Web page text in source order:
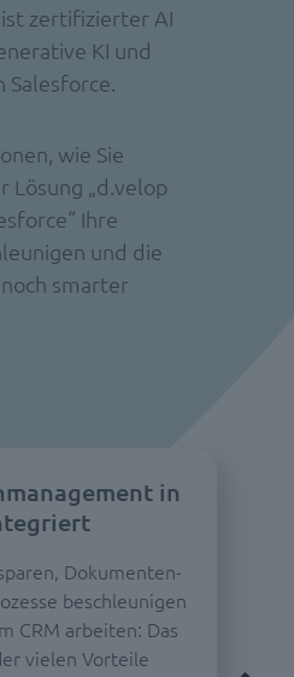
zertifizierter AI
KI und
Salesforce.
wie Sie
Lösung „d.velop
Ihre
und die
smarter
in
Dokumenten-
beschleunigen
CRM arbeiten: Das
vielen Vorteile